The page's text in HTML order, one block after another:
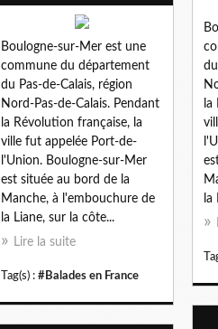
la
la
Boulogne-sur-Mer est une
commune du département
du Pas-de-Calais, région
Nord-Pas-de-Calais. Pendant
la Révolution française, la
ville fut appelée Port-de-
l'Union. Boulogne-sur-Mer
est située au bord de la
Manche, à l'embouchure de
la Liane, sur la côte...
Lire la suite
Tag(s) : #Balades en France